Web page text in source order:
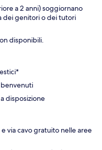
a 2 anni) soggiornano
dei genitori o dei tutori
disponibili.
benvenuti
disposizione
via cavo gratuito nelle aree